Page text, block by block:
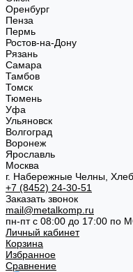
Оренбург
Пенза
Пермь
Ростов-на-Дону
Рязань
Самара
Тамбов
Томск
Тюмень
Уфа
Ульяновск
Волгоград
Воронеж
Ярославль
Москва
г. Набережные Челны,
+7 (8452) 24-30-51
Заказать звонок
mail@metalkomp.ru
пн-пт с 08:00 до 17:00 по
Личный кабинет
Корзина
Избранное
Сравнение